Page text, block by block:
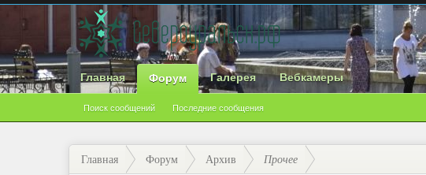
Главная Форум
Поиск сообщений Последние сообщения
Галерея Вебкамеры
Главная Форум Архив Прочее